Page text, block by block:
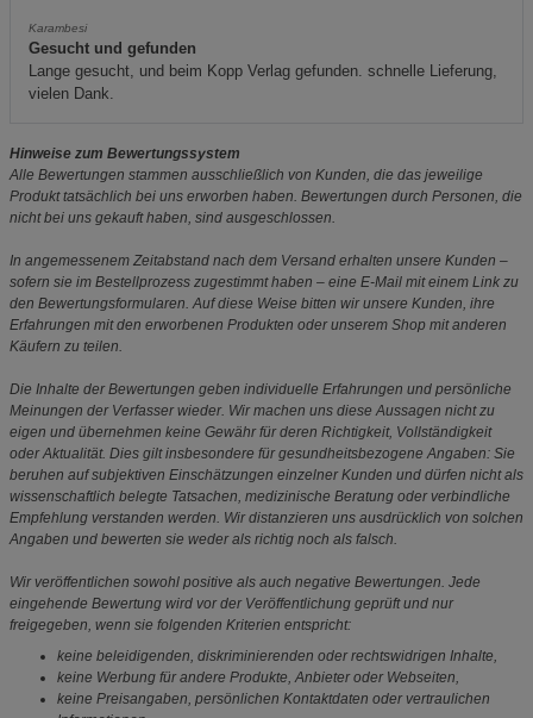
Karambesi
Gesucht und gefunden
Lange gesucht, und beim Kopp Verlag gefunden. schnelle Lieferung,
vielen Dank.
Hinweise zum Bewertungssystem
Alle Bewertungen stammen ausschließlich von Kunden, die das jeweilige
Produkt tatsächlich bei uns erworben haben. Bewertungen durch Personen, die
nicht bei uns gekauft haben, sind ausgeschlossen.
In angemessenem Zeitabstand nach dem Versand erhalten unsere Kunden –
sofern sie im Bestellprozess zugestimmt haben – eine E-Mail mit einem Link zu
den Bewertungsformularen. Auf diese Weise bitten wir unsere Kunden, ihre
Erfahrungen mit den erworbenen Produkten oder unserem Shop mit anderen
Käufern zu teilen.
Die Inhalte der Bewertungen geben individuelle Erfahrungen und persönliche
Meinungen der Verfasser wieder. Wir machen uns diese Aussagen nicht zu
eigen und übernehmen keine Gewähr für deren Richtigkeit, Vollständigkeit
oder Aktualität. Dies gilt insbesondere für gesundheitsbezogene Angaben: Sie
beruhen auf subjektiven Einschätzungen einzelner Kunden und dürfen nicht als
wissenschaftlich belegte Tatsachen, medizinische Beratung oder verbindliche
Empfehlung verstanden werden. Wir distanzieren uns ausdrücklich von solchen
Angaben und bewerten sie weder als richtig noch als falsch.
Wir veröffentlichen sowohl positive als auch negative Bewertungen. Jede
eingehende Bewertung wird vor der Veröffentlichung geprüft und nur
freigegeben, wenn sie folgenden Kriterien entspricht:
keine beleidigenden, diskriminierenden oder rechtswidrigen Inhalte,
keine Werbung für andere Produkte, Anbieter oder Webseiten,
keine Preisangaben, persönlichen Kontaktdaten oder vertraulichen